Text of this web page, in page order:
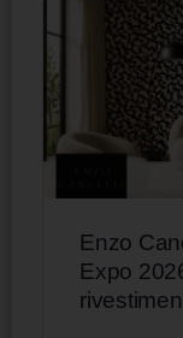
Enzo
Expo